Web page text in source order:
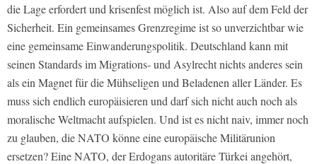
die Lage erfordert und krisenfest möglich ist. Also auf dem Feld der
Sicherheit. Ein gemeinsames Grenzregime ist so unverzichtbar wie
eine gemeinsame Einwanderungspolitik. Deutschland kann mit
seinen Standards im Migrations- und Asylrecht nichts anderes sein
als ein Magnet für die Mühseligen und Beladenen aller Länder. Es
muss sich endlich europäisieren und darf sich nicht auch noch als
moralische Weltmacht aufspielen. Und ist es nicht naiv, immer noch
zu glauben, die NATO könne eine europäische Militärunion
ersetzen? Eine NATO, der Erdogans autoritäre Türkei angehört,